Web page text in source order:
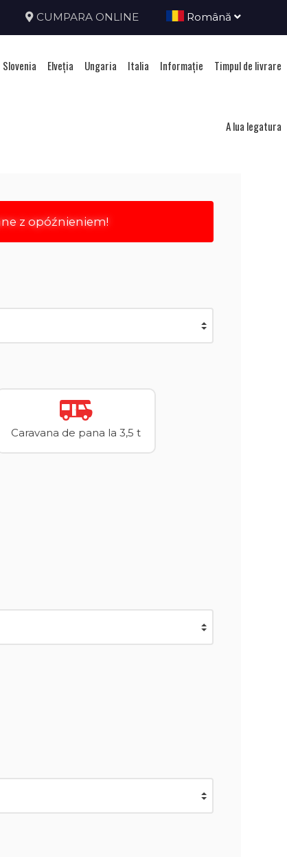
CUMPARA ONLINE Română
Slovenia Elveţia Ungaria Italia Informație Timpul de livrare
A lua legatura
z opóźnieniem!
Caravana de pana la 3,5 t